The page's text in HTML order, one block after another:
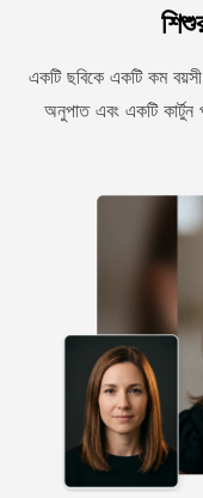
একটি ছবিকে একটি কম
অনুপাত এবং একটি কার্টুন